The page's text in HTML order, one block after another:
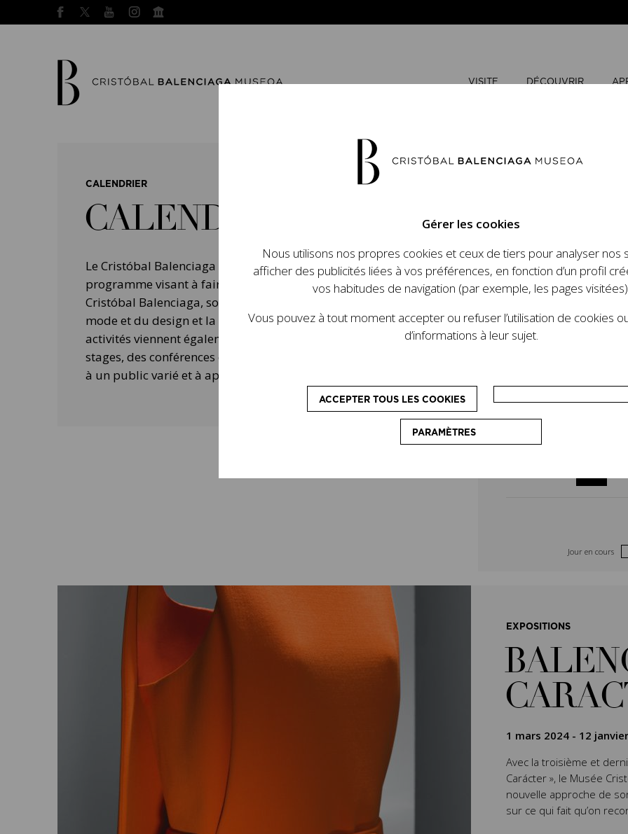
VISITE DÉCOUVRIR
CALENDRIER
CALENDRIER
Le Cristóbal Balenciaga Museoa a mis en place un ambitieux
programme visant à faire connaître la vie et le travail de
Cristóbal Balenciaga, son importance dans l'histoire de la
mode et du design et la contemporanéité de son legs. D’autres
activités viennent également compléter le programme : des
stages, des conférences ou des ateliers pédagogiques, destinés
à un public varié et à approfondir la vision du couturier.
5 6
19
Jour en cours
EXPOSITIONS
1 mars 2024 - 12
Avec la troisième et
Carácter », le Musée
nouvelle approche de
sur ce qui fait qu’on
Gérer les cookies
Nous utilisons nos propres cookies et ceux de tiers pour analyser nos
afficher des publicités liées à vos préférences, en fonction d’un profil
vos habitudes de navigation (par exemple, les pages
Vous pouvez à tout moment accepter ou refuser l’utilisation de cookies
d’informations à leur sujet.
ACCEPTER TOUS LES COOKIES
PARAMÈTRES